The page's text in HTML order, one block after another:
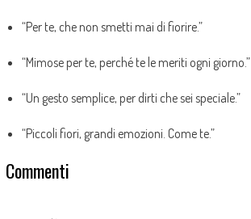
“Per te, che non smetti mai di fiorire.”
“Mimose per te, perché te le meriti ogni giorno.”
“Un gesto semplice, per dirti che sei speciale.”
“Piccoli fiori, grandi emozioni. Come te.”
Commenti